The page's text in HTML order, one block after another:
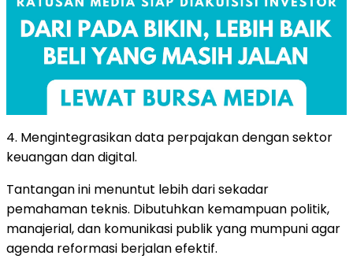
4. Mengintegrasikan data perpajakan dengan sektor
keuangan dan digital.
Tantangan ini menuntut lebih dari sekadar
pemahaman teknis. Dibutuhkan kemampuan politik,
manajerial, dan komunikasi publik yang mumpuni agar
agenda reformasi berjalan efektif.